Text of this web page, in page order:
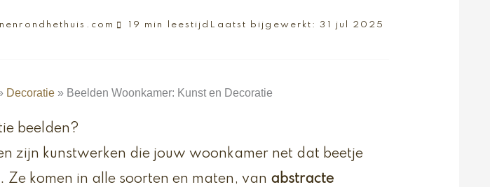
19 min leestijd Laatst bijgewerkt: 31 jul 2025
Decoratie » Beelden Woonkamer: Kunst en Decoratie
beelden?
zijn kunstwerken die jouw woonkamer net dat beetje
Ze komen in alle soorten en maten, van abstracte